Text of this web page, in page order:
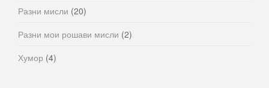
Разни мисли (20)
Разни мои рошави мисли (2)
Хумор (4)